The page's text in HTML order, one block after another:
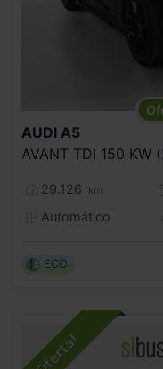
AUDI A5
29.126 km
Automático
ECO